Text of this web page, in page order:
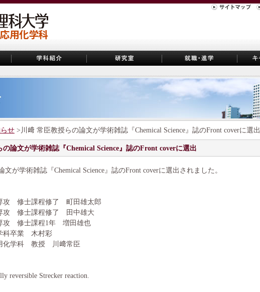
せ >川﨑 常臣教授らの論文が学術雑誌『Chemical Science』誌のFront coverに選出
の論文が学術雑誌『Chemical Science』誌のFront coverに選出
文が学術雑誌『Chemical Science』誌のFront coverに選出されました。
攻 修士課程修了 町田雄太郎
攻 修士課程修了 田中雄大
攻 修士課程1年 増田雄也
科卒業 木村彩
化学科 教授 川﨑常臣
reversible Strecker reaction.